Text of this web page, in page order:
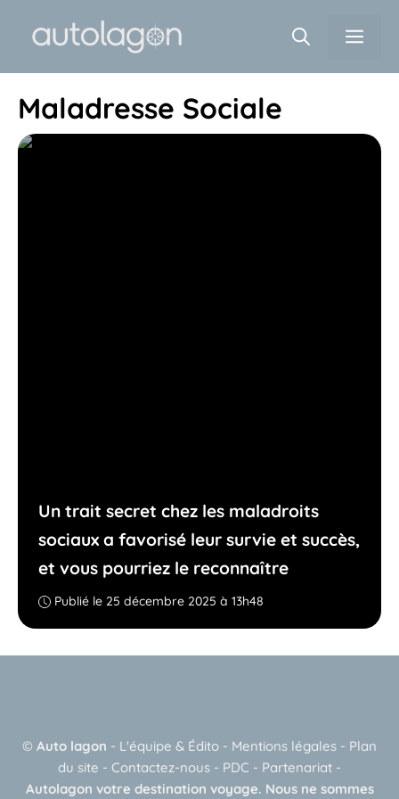
Maladresse Sociale
Un trait secret chez les maladroits
sociaux a favorisé leur survie et succès,
et vous pourriez le reconnaître
Publié le 25 décembre 2025 à 13h48
© Auto lagon - L'équipe & Édito - Mentions légales - Plan
du site - Contactez-nous - PDC - Partenariat -
Autolagon votre destination voyage. Nous ne sommes